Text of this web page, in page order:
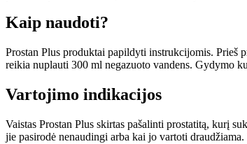
Kaip naudoti?
Prostan Plus produktai papildyti instrukcijomis. Prieš
reikia nuplauti 300 ml negazuoto vandens. Gydymo
Vartojimo indikacijos
Vaistas Prostan Plus skirtas pašalinti prostatitą, kurį
jie pasirodė nenaudingi arba kai jo vartoti